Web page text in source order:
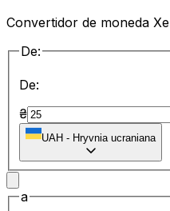
Convertidor de moneda Xe
De:
De:
₴
UAH - Hryvnia ucraniana
a